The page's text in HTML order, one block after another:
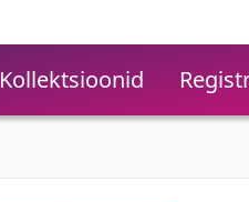
Kollektsioonid